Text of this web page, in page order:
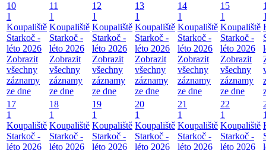
10
1
Koupaliště
Starkoč -
léto 2026
Zobrazit
všechny
záznamy
ze dne
11
1
Koupaliště
Starkoč -
léto 2026
Zobrazit
všechny
záznamy
ze dne
12
1
Koupaliště
Starkoč -
léto 2026
Zobrazit
všechny
záznamy
ze dne
13
1
Koupaliště
Starkoč -
léto 2026
Zobrazit
všechny
záznamy
ze dne
14
1
Koupaliště
Starkoč -
léto 2026
Zobrazit
všechny
záznamy
ze dne
15
1
Koupaliště
Starkoč -
léto 2026
Zobrazit
všechny
záznamy
ze dne
17
1
Koupaliště
Starkoč -
léto 2026
18
1
Koupaliště
Starkoč -
léto 2026
19
1
Koupaliště
Starkoč -
léto 2026
20
1
Koupaliště
Starkoč -
léto 2026
21
1
Koupaliště
Starkoč -
léto 2026
22
1
Koupaliště
Starkoč -
léto 2026